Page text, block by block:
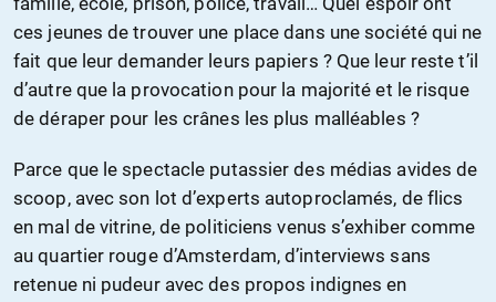
ces jeunes de trouver une place dans une société qui ne
fait que leur demander leurs papiers ? Que leur reste t’il
d’autre que la provocation pour la majorité et le risque
de déraper pour les crânes les plus malléables ?
Parce que le spectacle putassier des médias avides de
scoop, avec son lot d’experts autoproclamés, de flics
en mal de vitrine, de politiciens venus s’exhiber comme
au quartier rouge d’Amsterdam, d’interviews sans
retenue ni pudeur avec des propos indignes en